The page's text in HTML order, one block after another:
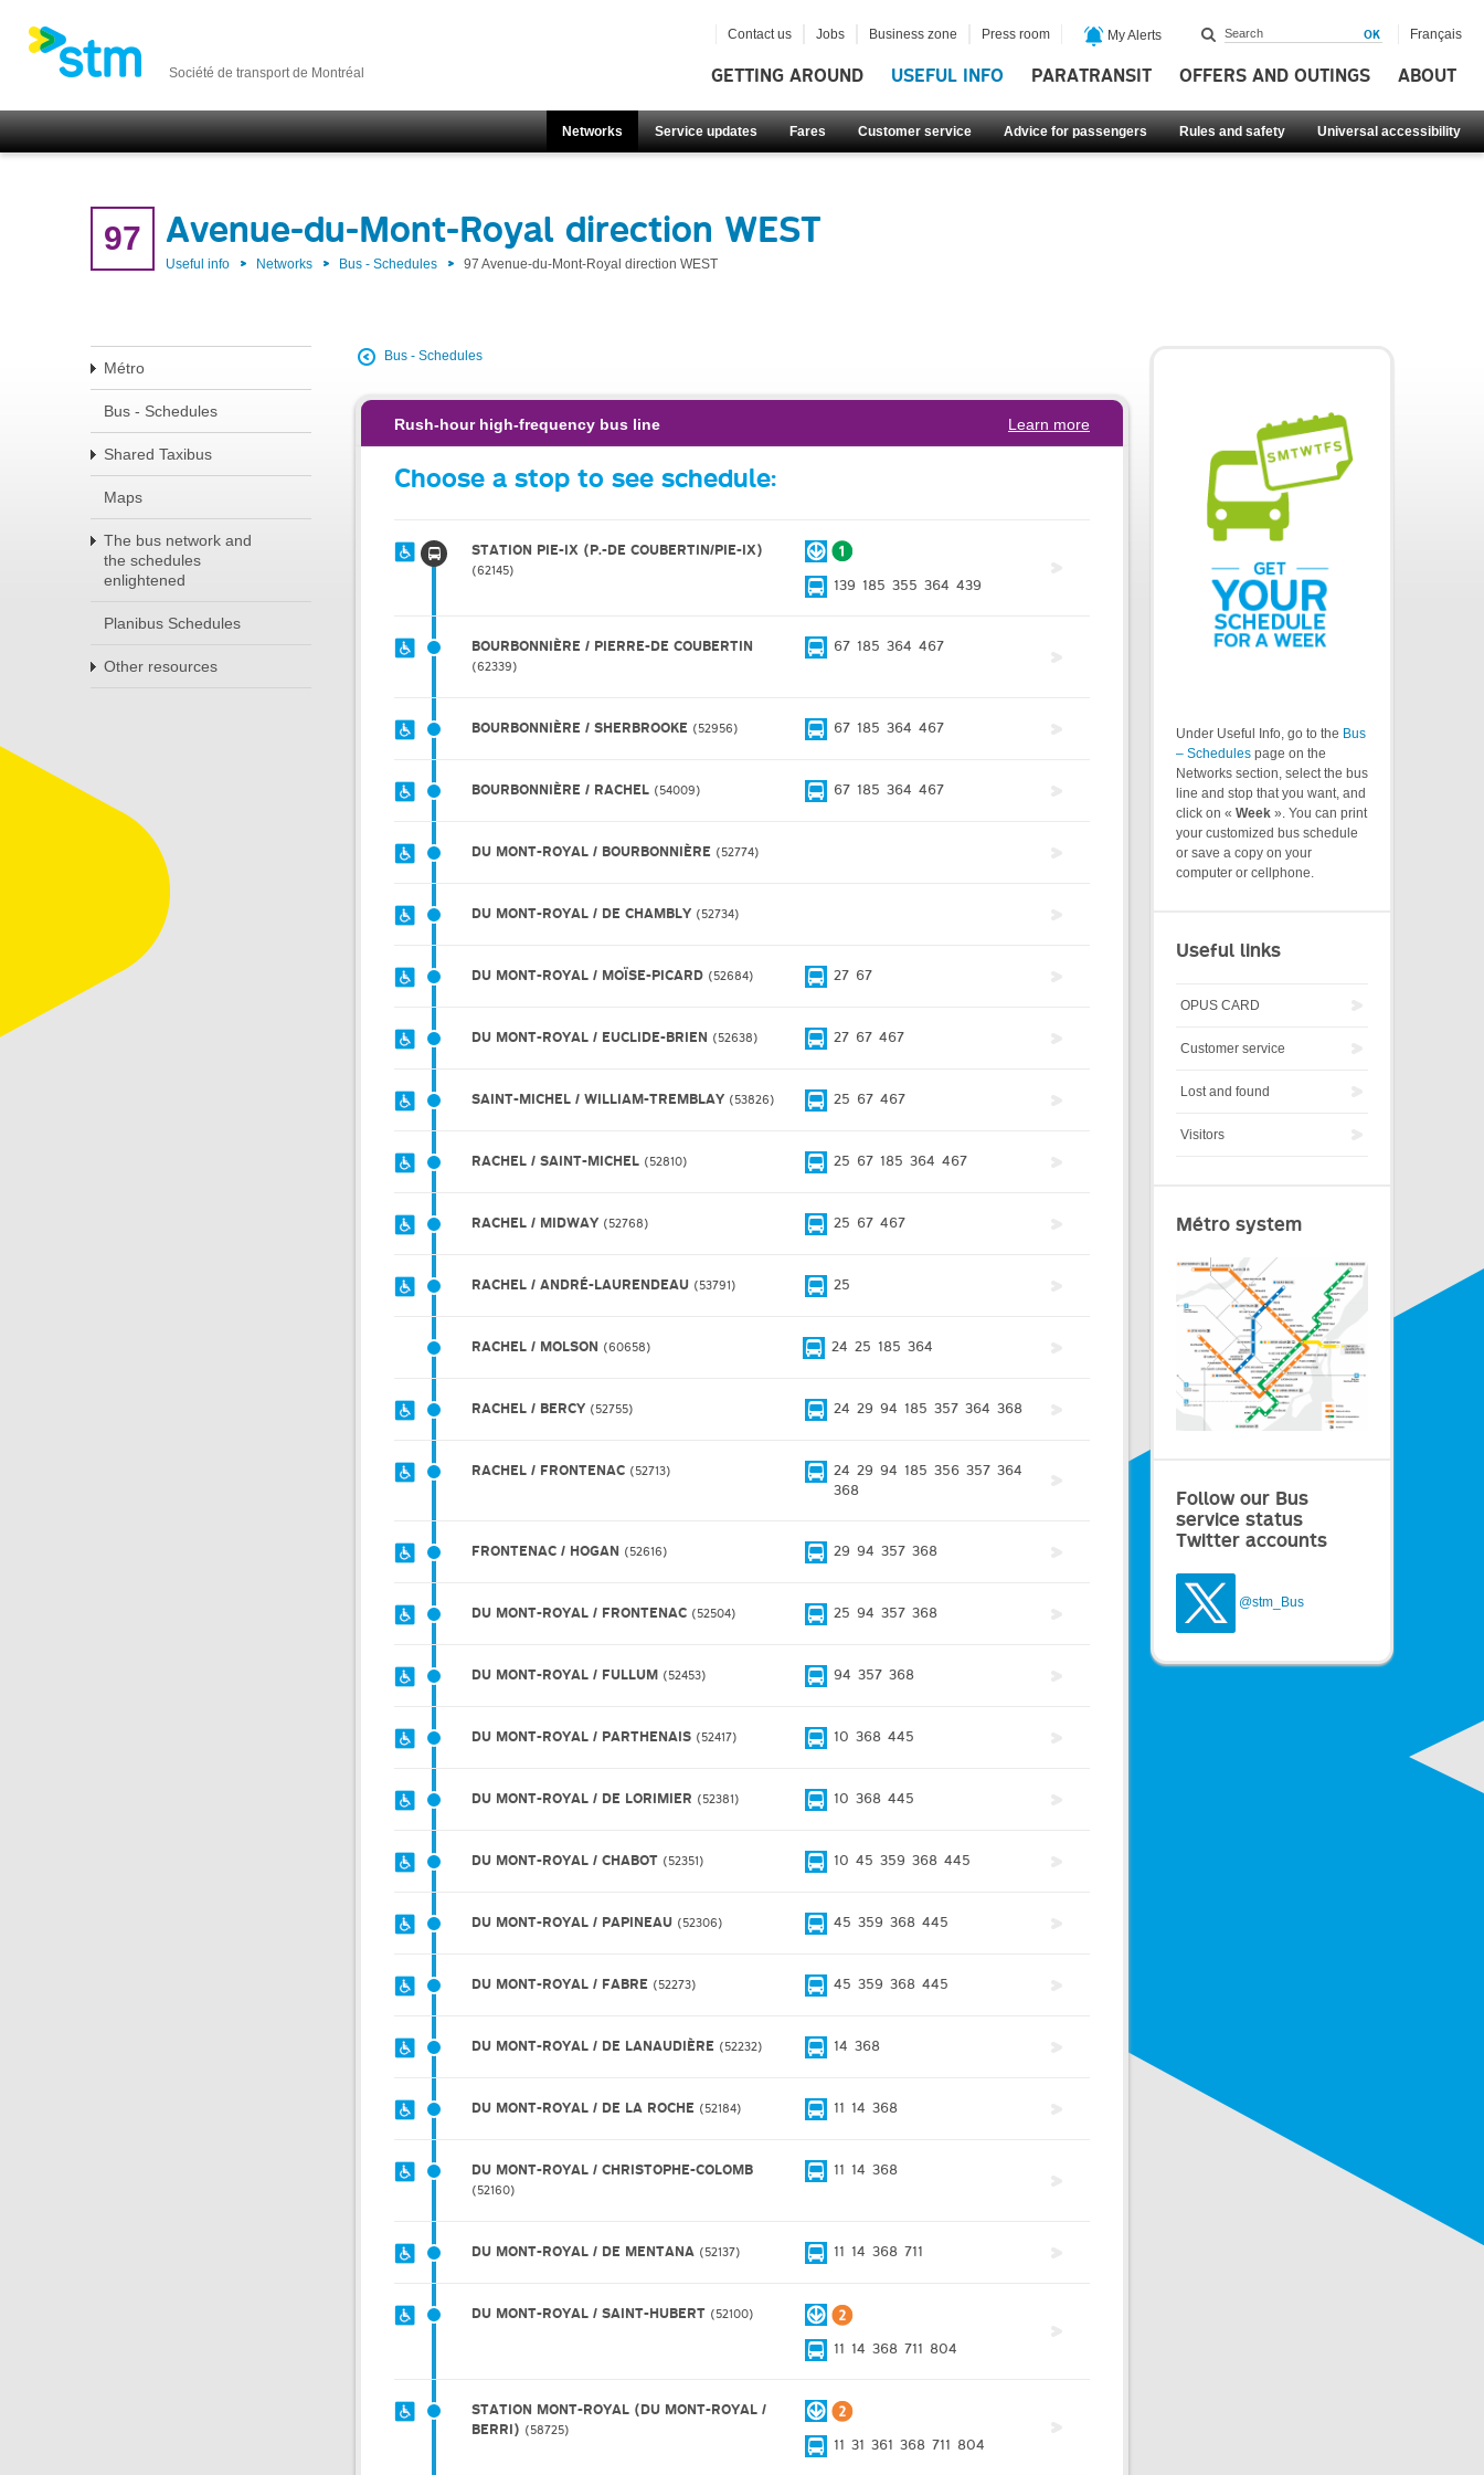
Société de transport de Montréal GETTING AROUND USEFUL INFO PARATRANSIT OFFERS AND OUTINGS ABOUT
Networks Service updates Fares Customer service Advice for passengers Rules and safety Universal accessibility
Contact us Jobs Business zone Press room My Alerts Français
97 Avenue-du-Mont-Royal direction WEST
Useful info Networks Bus - Schedules 97 Avenue-du-Mont-Royal direction WEST
Métro
Bus - Schedules
Shared Taxibus
Maps
The bus network and
the schedules
enlightened
Planibus Schedules
Other resources
Bus - Schedules
Rush-hour high-frequency bus line Learn more
Choose a stop to see schedule:
STATION PIE-IX (P.-DE COUBERTIN/PIE-IX)
62145
139 185 355 364 439
BOURBONNIÈRE / PIERRE-DE COUBERTIN
62339
67 185 364 467
BOURBONNIÈRE / SHERBROOKE 52956 67 185 364 467
BOURBONNIÈRE / RACHEL 54009 67 185 364 467
DU MONT-ROYAL / BOURBONNIÈRE 52774
DU MONT-ROYAL / DE CHAMBLY 52734
DU MONT-ROYAL / MOÏSE-PICARD 52684 27 67
DU MONT-ROYAL / EUCLIDE-BRIEN 52638 27 67 467
SAINT-MICHEL / WILLIAM-TREMBLAY 53826 25 67 467
RACHEL / SAINT-MICHEL 52810 25 67 185 364 467
RACHEL / MIDWAY 52768 25 67 467
RACHEL / ANDRÉ-LAURENDEAU 53791 25
RACHEL / MOLSON 60658 24 25 185 364
RACHEL / BERCY 52755 24 29 94 185 357 364 368
RACHEL / FRONTENAC 52713 24 29 94 185 356 357 364
368
FRONTENAC / HOGAN 52616 29 94 357 368
DU MONT-ROYAL / FRONTENAC 52504 25 94 357 368
DU MONT-ROYAL / FULLUM 52453 94 357 368
DU MONT-ROYAL / PARTHENAIS 52417 10 368 445
DU MONT-ROYAL / DE LORIMIER 52381 10 368 445
DU MONT-ROYAL / CHABOT 52351 10 45 359 368 445
DU MONT-ROYAL / PAPINEAU 52306 45 359 368 445
DU MONT-ROYAL / FABRE 52273 45 359 368 445
DU MONT-ROYAL / DE LANAUDIÈRE 52232 14 368
DU MONT-ROYAL / DE LA ROCHE 52184 11 14 368
DU MONT-ROYAL / CHRISTOPHE-COLOMB
52160
11 14 368
DU MONT-ROYAL / DE MENTANA 52137 11 14 368 711
DU MONT-ROYAL / SAINT-HUBERT 52100
11 14 368 711 804
STATION MONT-ROYAL (DU MONT-ROYAL /
BERRI)
58725
11 31 361 368 711 804
Under Useful Info, go to the Bus
– Schedules page on the
Networks section, select the bus
line and stop that you want, and
click on « Week ». You can print
your customized bus schedule
or save a copy on your
computer or cellphone.
Useful links
OPUS CARD
Customer service
Lost and found
Visitors
Métro system
Follow our Bus
service status
Twitter accounts
@stm_Bus